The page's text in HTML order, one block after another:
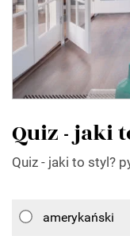
Quiz - jaki
Quiz - jaki to styl?
amerykański